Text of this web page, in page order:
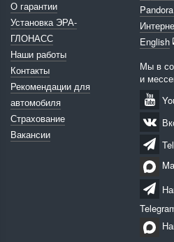
О гарантии
Установка ЭРА-
ГЛОНАСС
Наши работы
Контакты
Рекомендации для
автомобиля
Страхование
Вакансии
English
Мы в
и